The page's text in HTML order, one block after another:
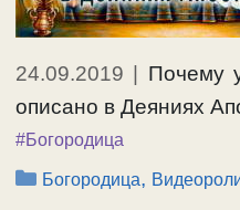
24.09.2019
Почему
описано в Деяниях
#Богородица
Рубрики
Богородица,